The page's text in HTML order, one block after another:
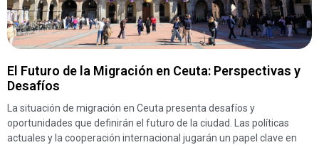
El Futuro de la Migración en Ceuta: Perspectivas y
Desafíos
La situación de migración en Ceuta presenta desafíos y
oportunidades que definirán el futuro de la ciudad. Las políticas
actuales y la cooperación internacional jugarán un papel clave en